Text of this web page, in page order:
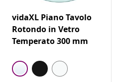
vidaXL Piano Tavolo
Rotondo in Vetro
Temperato 300 mm